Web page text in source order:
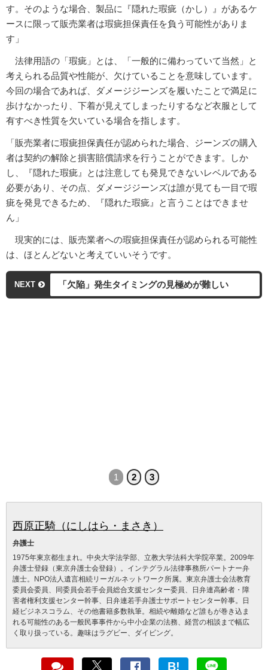
す。そのような場合、製品に『隠れた瑕疵（かし）』があるケ
ースに限って販売業者は瑕疵担保責任を負う可能性がありま
す」
法律用語の「瑕疵」とは、「一般的に備わっていて当然」と
考えられる品質や性能が、欠けていることを意味しています。
今回の場合であれば、ダメージジーンズを履いたことで満足に
歩けなかったり、下着が見えてしまったりするなど衣服として
有すべき性質を欠いている場合を指します。
「販売業者に瑕疵担保責任が認められた場合、ジーンズの購入
者は契約の解除と損害賠償請求を行うことができます。しか
し、『隠れた瑕疵』とは注意しても発見できないレベルである
必要があり、その点、ダメージジーンズは誰が見ても一目で瑕
疵を発見できるため、『隠れた瑕疵』と言うことはできませ
ん」
現実的には、販売業者への瑕疵担保責任が認められる可能性
は、ほとんどないと考えていいそうです。
NEXT 「欠陥」発生タイミングの見極めが難しい
1 2 3
西原正騎（にしはら・まさき）
弁護士
1975年東京都生まれ。中央大学法学部、立教大学法科大学院卒業。2009年
弁護士登録（東京弁護士会登録）。インテグラル法律事務所パートナー弁
護士。NPO法人遺言相続リーガルネットワーク所属。東京弁護士会法教育
委員会委員、同委員会若手会員総合支援センター委員、日弁連高齢者・障
害者権利支援センター幹事、日弁連若手弁護士サポートセンター幹事。日
経ビジネスコラム、その他書籍多数執筆。相続や離婚など誰もが巻き込ま
れる可能性のある一般民事事件から中小企業の法務、経営の相談まで幅広
く取り扱っている。趣味はラグビー、ダイビング。
B!